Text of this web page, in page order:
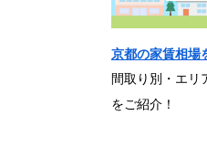
京都の家賃相場
間取り別・エリ
をご紹介！